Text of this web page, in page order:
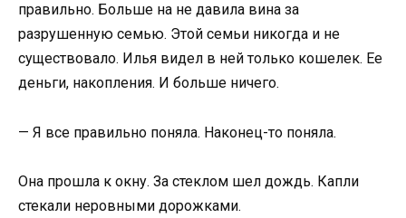
правильно. Больше на не давила вина за
разрушенную семью. Этой семьи никогда и не
существовало. Илья видел в ней только кошелек. Ее
деньги, накопления. И больше ничего.
— Я все правильно поняла. Наконец-то поняла.
Она прошла к окну. За стеклом шел дождь. Капли
стекали неровными дорожками.